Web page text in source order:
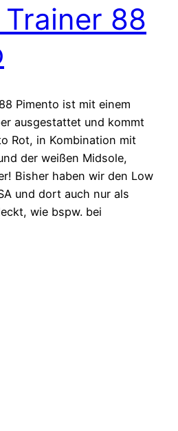
88
Pimento ist mit einem
ausgestattet und kommt
Rot, in Kombination mit
der weißen Midsole,
Bisher haben wir den Low
und dort auch nur als
wie bspw. bei